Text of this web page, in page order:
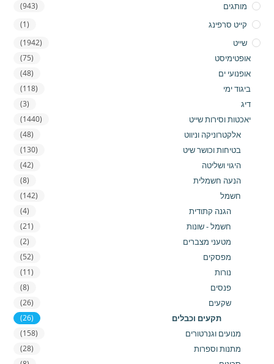
מותגים (943)
קייט סרפינג (1)
שייט (1942)
אופטימיסט (75)
אופנועי ים (48)
ביגוד ימי (118)
דיג (3)
יאכטות וסירות שייט (1440)
אלקטרוניקה וניווט (48)
בטיחות וכושר שיט (130)
היגוי ושליטה (42)
הנעה חשמלית (8)
חשמל (142)
הגנה קתודית (4)
חשמל - שונות (21)
מטעני מצברים (2)
מפסקים (52)
נורות (11)
פנסים (8)
שקעים (26)
תקעים וכבלים (26)
מנועים וגנרטורים (158)
מתנות וספרות (28)